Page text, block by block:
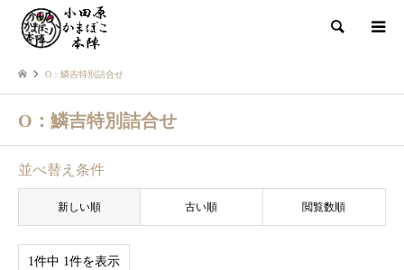
検索
O：鱗吉特別詰合せ
O：鱗吉特別詰合せ
並べ替え条件
新しい順 古い順 閲覧数順
1件中 1件を表示